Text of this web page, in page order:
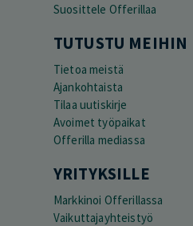
Suosittele Offerillaa
TUTUSTU MEIHIN
Tietoa meistä
Ajankohtaista
Tilaa uutiskirje
Avoimet työpaikat
Offerilla mediassa
YRITYKSILLE
Markkinoi Offerillassa
Vaikuttajayhteistyö